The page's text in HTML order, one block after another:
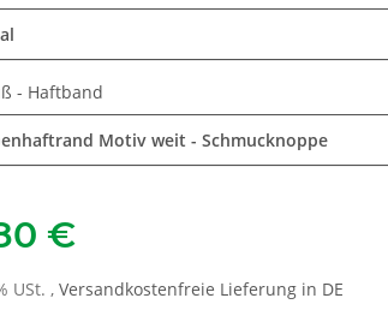
- Haftband
Motiv weit - Schmucknoppe
€
USt. , Versandkostenfreie Lieferung in DE